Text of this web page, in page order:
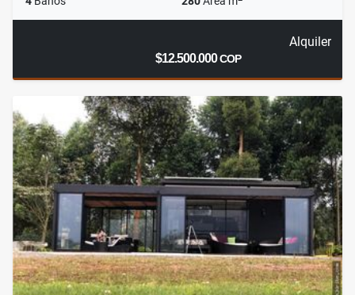
Alquiler
$12.500.000COP